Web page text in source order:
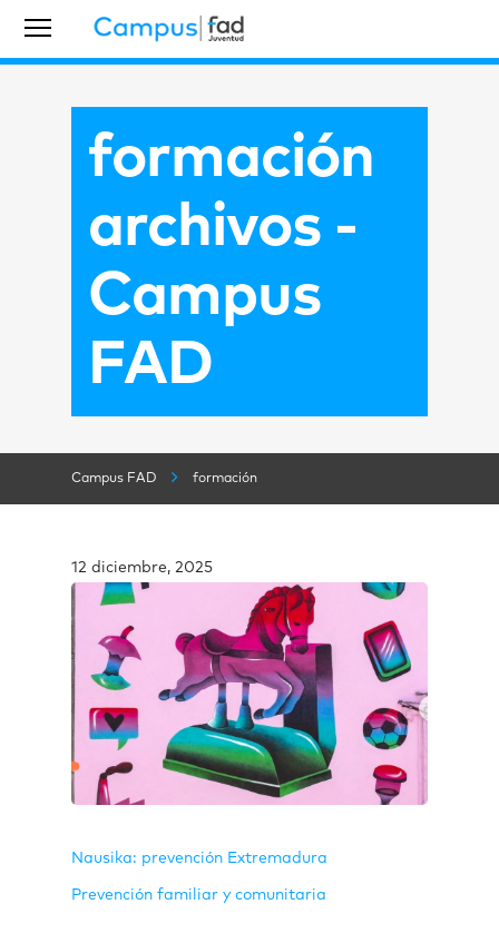
formación
archivos -
Campus
FAD
Campus FAD formación
12 diciembre, 2025
Nausika: prevención Extremadura
Prevención familiar y comunitaria